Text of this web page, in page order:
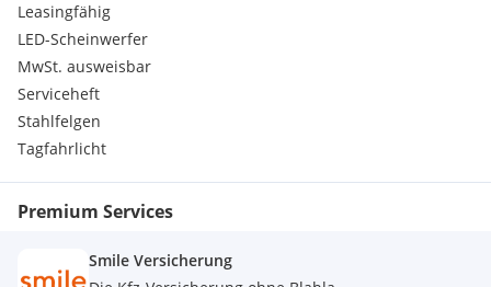
Leasingfähig
LED-Scheinwerfer
MwSt. ausweisbar
Serviceheft
Stahlfelgen
Tagfahrlicht
Premium Services
Smile Versicherung